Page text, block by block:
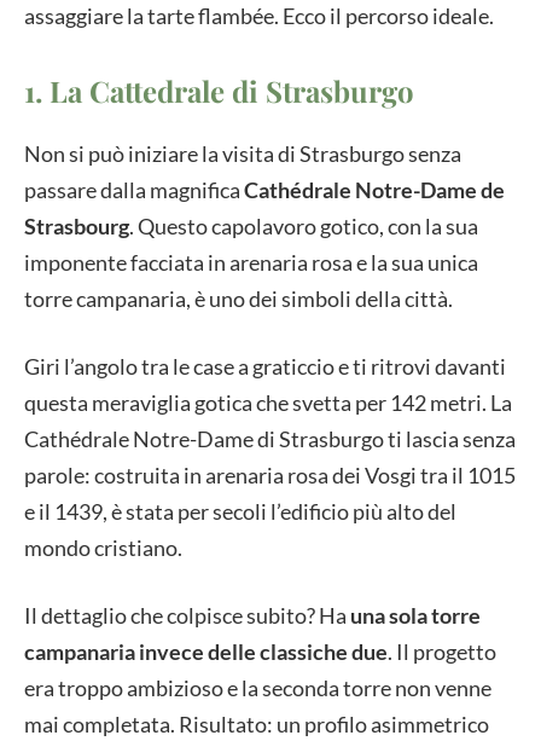
assaggiare la tarte flambée. Ecco il percorso ideale.
1. La Cattedrale di Strasburgo
Non si può iniziare la visita di Strasburgo senza
passare dalla magnificaCathédrale Notre-Dame de
Strasbourg. Questo capolavoro gotico, con la sua
imponente facciata in arenaria rosa e la sua unica
torre campanaria, è uno dei simboli della città.
Giri l’angolo tra le case a graticcio e ti ritrovi davanti
questa meraviglia gotica che svetta per 142 metri. La
Cathédrale Notre-Dame di Strasburgo ti lascia senza
parole: costruita in arenaria rosa dei Vosgi tra il 1015
e il 1439, è stata per secoli l’edificio più alto del
mondo cristiano.
Il dettaglio che colpisce subito? Ha una sola torre
campanaria invece delle classiche due. Il progetto
era troppo ambizioso e la seconda torre non venne
mai completata. Risultato: un profilo asimmetrico